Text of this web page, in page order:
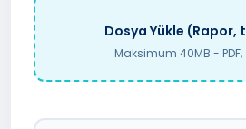
Dosya Yükle (Rapor,
Maksimum 40MB - PDF,